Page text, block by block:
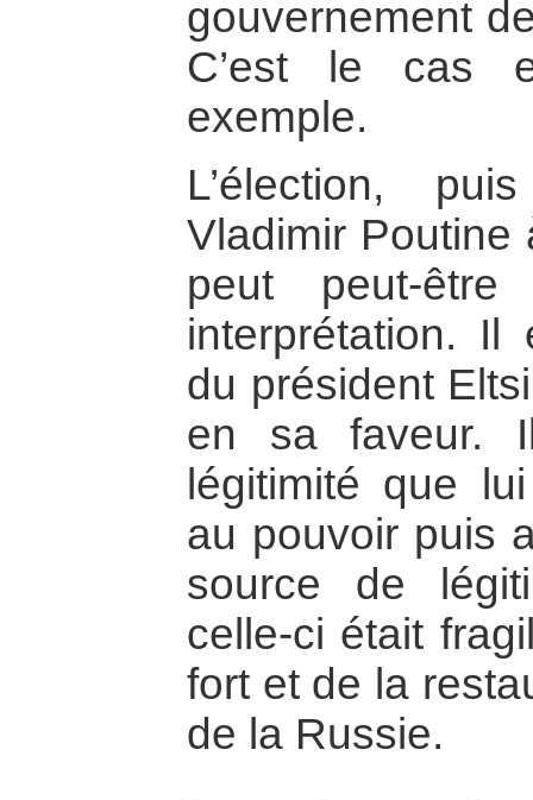
gouvernement
C’est le cas
exemple.
L’élection,
Vladimir Poutine
peut peut-
interprétation. Il
du président
en sa faveur.
légitimité que
au pouvoir puis
source de
celle-ci était
fort et de la
de la Russie.